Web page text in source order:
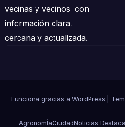
vecinas y vecinos, con
información clara,
cercana y actualizada.
Funciona gracias a WordPress
AgronomÍaCiudadNoticias